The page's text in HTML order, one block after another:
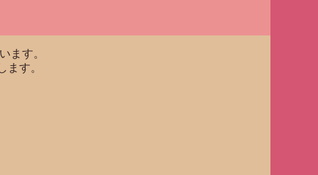
ます。
ます。